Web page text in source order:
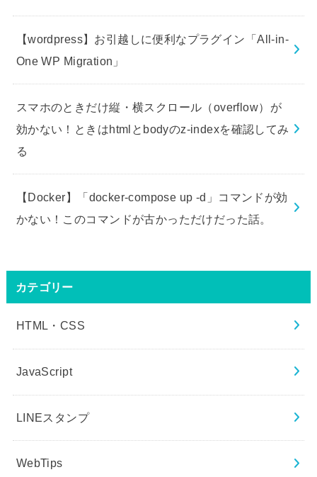
【wordpress】お引越しに便利なプラグイン「All-in-
One WP Migration」
スマホのときだけ縦・横スクロール（overflow）が
効かない！ときはhtmlとbodyのz-indexを確認してみ
る
【Docker】「docker-compose up -d」コマンドが効
かない！このコマンドが古かっただけだった話。
カテゴリー
HTML・CSS
JavaScript
LINEスタンプ
WebTips